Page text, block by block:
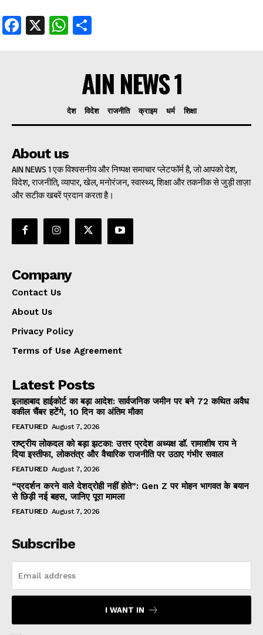
Facebook
X WhatsApp
AIN NEWS 1
देश विदेश राजनीति क्राइम धर्म शिक्षा
About us
AIN NEWS 1 एक विश्वसनीय और निष्पक्ष समाचार प्लेटफॉर्म है, जो आपको देश,
विदेश, राजनीति, व्यापार, खेल, मनोरंजन, स्वास्थ्य, शिक्षा और तकनीक से जुड़ी ताज़ा
और सटीक खबरें प्रदान करता है।
Company
Contact Us
About Us
Privacy Policy
Terms of Use Agreement
Latest Posts
इलाहाबाद हाईकोर्ट का बड़ा आदेश: सार्वजनिक जमीन पर बने 72 कथित अवैध
वकील चैंबर हटेंगे, 10 दिन का अंतिम मौका
FEATURED August 7, 2026
राष्ट्रीय लोकदल को बड़ा झटका: उत्तर प्रदेश अध्यक्ष डॉ. रामाशीष राय ने
दिया इस्तीफा, लोकतंत्र और वैचारिक राजनीति पर उठाए गंभीर सवाल
FEATURED August 7, 2026
“प्रदर्शन करने वाले देशद्रोही नहीं होते”: Gen Z पर मोहन भागवत के बयान
से छिड़ी नई बहस, जानिए पूरा मामला
FEATURED August 7, 2026
Subscribe
I WANT IN